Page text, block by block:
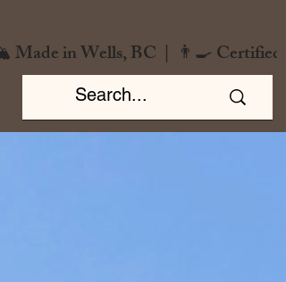
in Wells, BC  |  👨‍🍳 Certified